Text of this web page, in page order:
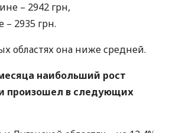
– 2942 грн,
2935 грн.
областях она ниже средней.
наибольший рост
произошел в следующих